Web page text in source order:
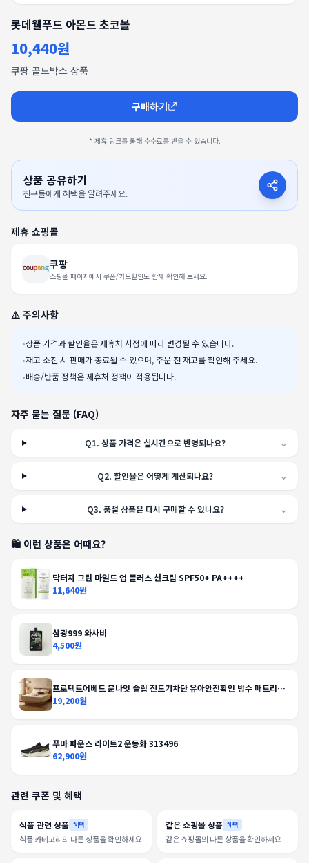
롯데웰푸드 아몬드 초코볼
10,440원
쿠팡 골드박스 상품
구매하기
* 제휴 링크를 통해 수수료를 받을 수 있습니다.
상품 공유하기
친구들에게 혜택을 알려주세요.
제휴 쇼핑몰
쿠팡
쇼핑몰 페이지에서 쿠폰/카드할인도 함께 확인해 보세요.
⚠️ 주의사항
•상품 가격과 할인율은 제휴처 사정에 따라 변경될 수 있습니다.
•재고 소진 시 판매가 종료될 수 있으며, 주문 전 재고를 확인해 주세요.
•배송/반품 정책은 제휴처 정책이 적용됩니다.
자주 묻는 질문 (FAQ)
Q1.상품 가격은 실시간으로 반영되나요? ⌄
Q2.할인율은 어떻게 계산되나요? ⌄
Q3. 품절 상품은 다시 구매할 수 있나요? ⌄
🛍️ 이런 상품은 어때요?
닥터지 그린 마일드 업 플러스 선크림 SPF50+ PA++++
11,640원
삼광999 와사비
4,500원
프로텍트어베드 문나잇 슬립 진드기차단 유아안전확인 방수 매트리스
커버
19,200원
푸마 파운스 라이트2 운동화 313496
62,900원
관련 쿠폰 및 혜택
식품 관련 상품 혜택
식품 카테고리의 다른 상품을 확인하세요
같은 쇼핑몰 상품 혜택
같은 쇼핑몰의 다른 상품을 확인하세요